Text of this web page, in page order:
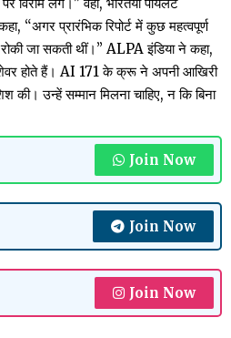
“अगर प्रारंभिक रिपोर्ट में कुछ महत्वपूर्ण
जा सकती थीं।” ALPA इंडिया ने कहा,
होते हैं। AI 171 के क्रू ने अपनी आखिरी
की। उन्हें सम्मान मिलना चाहिए, न कि बिना
Join Now
Join Now
Join Now